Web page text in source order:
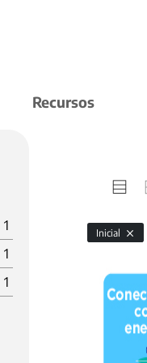
Recursos
1
1
1
Inicial